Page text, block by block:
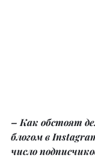
– Как обстоят
блогом в
число